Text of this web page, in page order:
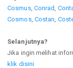
Cosmus, Conrad
Cosmos, Costan
Selanjutnya?
Jika ingin melihat
klik disini